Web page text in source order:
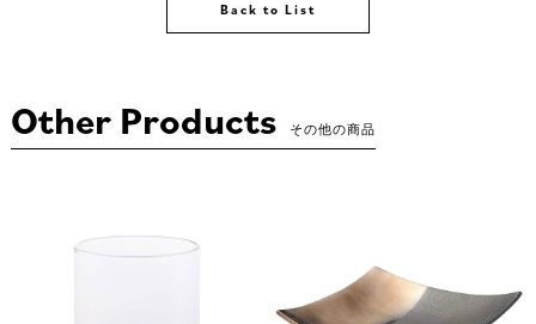
Back to List
Other Products その他の商品